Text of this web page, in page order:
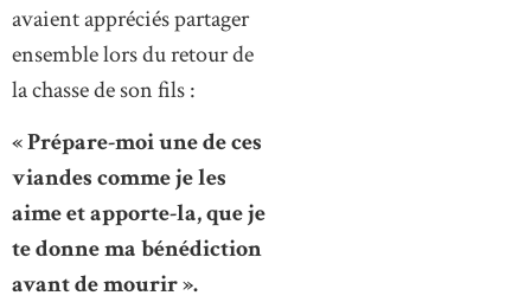
avaient appréciés partager
ensemble lors du retour de
la chasse de son fils :
« Prépare-moi une de ces
viandes comme je les
aime et apporte-la, que je
te donne ma bénédiction
avant de mourir ».